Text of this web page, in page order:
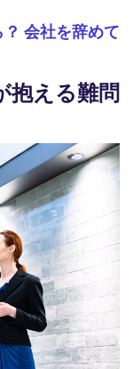
？ 会社を辞めて
抱える難問